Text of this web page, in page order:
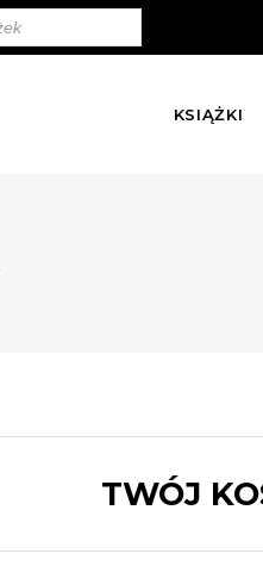
KSIĄŻKI
TWÓJ